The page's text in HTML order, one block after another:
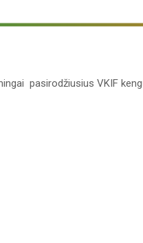
pasirodžiusius VKIF